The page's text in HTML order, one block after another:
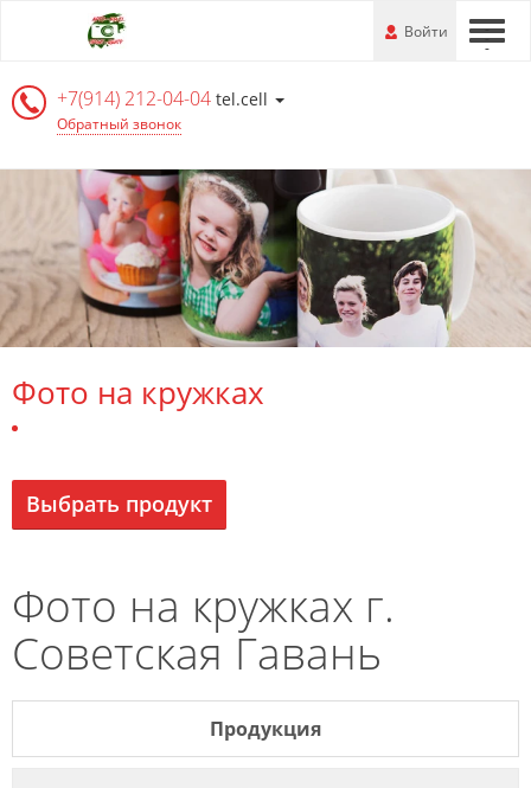
Перейти
информации
---
Войти
+7(914) 212-04-04tel.cell
Обратный звонок
Фото на кружках
Выбрать продукт
Фото на кружках г.
Советская Гавань
Продукция